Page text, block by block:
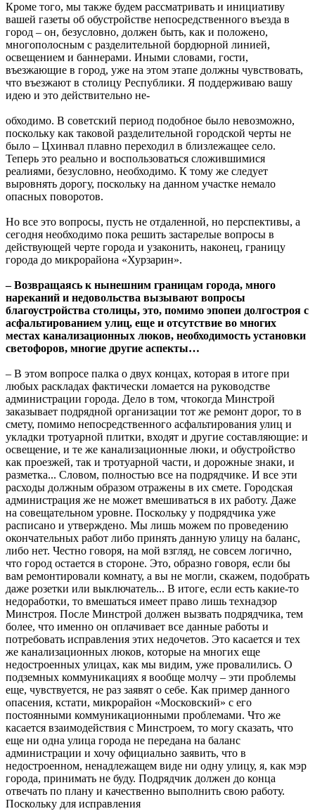
Кроме того, мы также будем рассматривать и инициативу
вашей газеты об обустройстве непосредственного въезда в
город – он, безусловно, должен быть, как и положено,
многополосным с разделительной бордюрной линией,
освещением и баннерами. Иными словами, гости,
въезжающие в город, уже на этом этапе должны чувствовать,
что въезжают в столицу Республики. Я поддерживаю вашу
идею и это действительно не-
обходимо. В советский период подобное было невозможно,
поскольку как таковой разделительной городской черты не
было – Цхинвал плавно переходил в близлежащее село.
Теперь это реально и воспользоваться сложившимися
реалиями, безусловно, необходимо. К тому же следует
выровнять дорогу, поскольку на данном участке немало
опасных поворотов.
Но все это вопросы, пусть не отдаленной, но перспективы, а
сегодня необходимо пока решить застарелые вопросы в
действующей черте города и узаконить, наконец, границу
города до микрорайона «Хурзарин».
– Возвращаясь к нынешним границам города, много
нареканий и недовольства вызывают вопросы
благоустройства столицы, это, помимо эпопеи долгостроя с
асфальтированием улиц, еще и отсутствие во многих
местах канализационных люков, необходимость установки
светофоров, многие другие аспекты…
– В этом вопросе палка о двух концах, которая в итоге при
любых раскладах фактически ломается на руководстве
администрации города. Дело в том, чтокогда Минстрой
заказывает подрядной организации тот же ремонт дорог, то в
смету, помимо непосредственного асфальтирования улиц и
укладки тротуарной плитки, входят и другие составляющие: и
освещение, и те же канализационные люки, и обустройство
как проезжей, так и тротуарной части, и дорожные знаки, и
разметка... Словом, полностью все на подрядчике. И все эти
расходы должным образом отражены в их смете. Городская
администрация же не может вмешиваться в их работу. Даже
на совещательном уровне. Поскольку у подрядчика уже
расписано и утверждено. Мы лишь можем по проведению
окончательных работ либо принять данную улицу на баланс,
либо нет. Честно говоря, на мой взгляд, не совсем логично,
что город остается в стороне. Это, образно говоря, если бы
вам ремонтировали комнату, а вы не могли, скажем, подобрать
даже розетки или выключатель... В итоге, если есть какие-то
недоработки, то вмешаться имеет право лишь технадзор
Минстроя. После Минстрой должен вызвать подрядчика, тем
более, что именно он оплачивает все данные работы и
потребовать исправления этих недочетов. Это касается и тех
же канализационных люков, которые на многих еще
недостроенных улицах, как мы видим, уже провалились. О
подземных коммуникациях я вообще молчу – эти проблемы
еще, чувствуется, не раз заявят о себе. Как пример данного
опасения, кстати, микрорайон «Московский» с его
постоянными коммуникационными проблемами. Что же
касается взаимодействия с Минстроем, то могу сказать, что
еще ни одна улица города не передана на баланс
администрации и хочу официально заявить, что в
недостроенном, ненадлежащем виде ни одну улицу, я, как мэр
города, принимать не буду. Подрядчик должен до конца
отвечать по плану и качественно выполнить свою работу.
Поскольку для исправления